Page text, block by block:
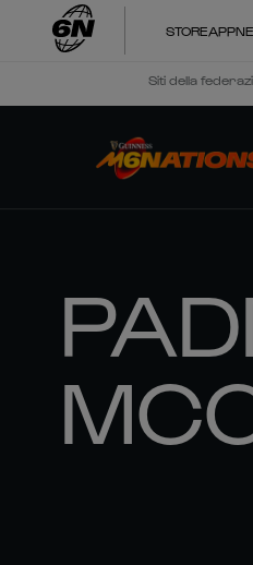
STOREAPP
Siti della